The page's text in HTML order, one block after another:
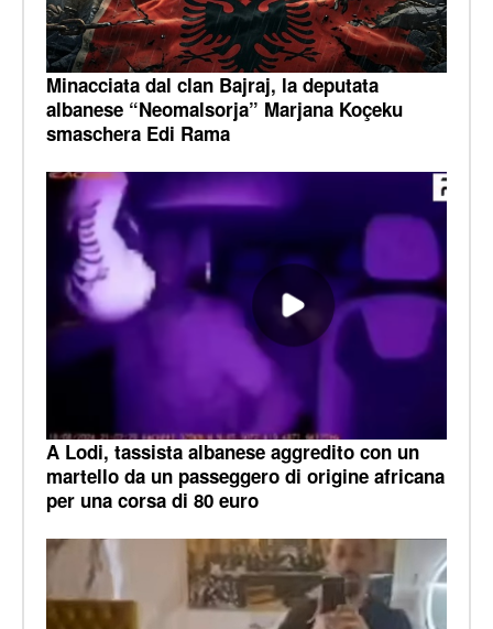
Minacciata dal clan Bajraj, la deputata
albanese “Neomalsorja” Marjana Koçeku
smaschera Edi Rama
A Lodi, tassista albanese aggredito con un
martello da un passeggero di origine africana
per una corsa di 80 euro